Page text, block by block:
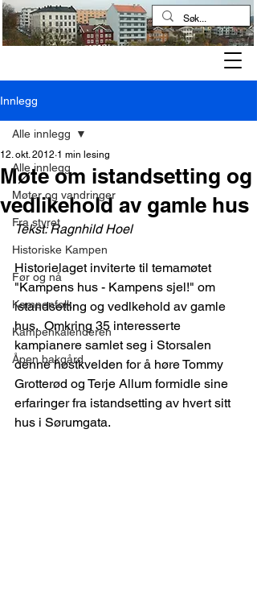
Innlegg
Alle innlegg
Møter og vandringer
Fra styret
Historiske Kampen
Før og nå
Kampenfolk
Kampenkalenderen
Åpen bakgård
Alle innlegg
Møte om istandsetting og
vedlikehold av gamle hus
12. okt. 2012 1 min lesing
Tekst: Ragnhild Hoel
Historielaget inviterte til temamøtet
"Kampens hus - Kampens sjel!" om
istandsetting og vedlkehold av gamle
hus.  Omkring 35 interesserte
kampianere samlet seg i Storsalen
denne høstkvelden for å høre Tommy
Grotterød og Terje Allum formidle sine
erfaringer fra istandsetting av hvert sitt
hus i Sørumgata.